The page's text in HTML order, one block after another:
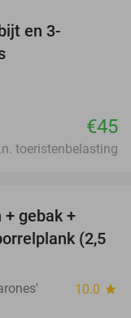
en 3-
€45
toeristenbelasting
gebak +
(2,5
10.0 star